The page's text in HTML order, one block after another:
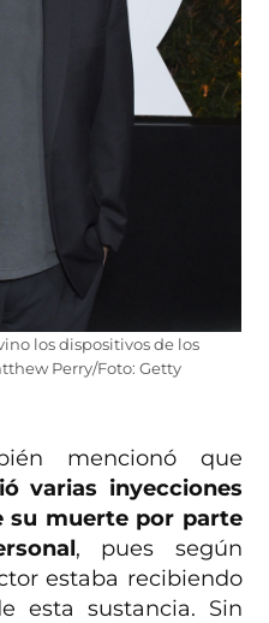
los dispositivos de los
Perry/Foto: Getty
mencionó que
varias inyecciones
su muerte por parte
, pues según
estaba recibiendo
esta sustancia. Sin